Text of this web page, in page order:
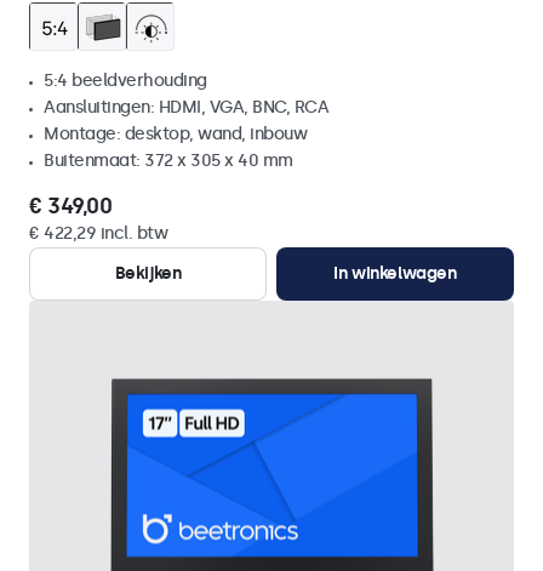
5:4 beeldverhouding
Aansluitingen: HDMI, VGA, BNC, RCA
Montage: desktop, wand, inbouw
Buitenmaat: 372 x 305 x 40 mm
€ 349,00
€ 422,29 incl. btw
Bekijken
In winkelwagen